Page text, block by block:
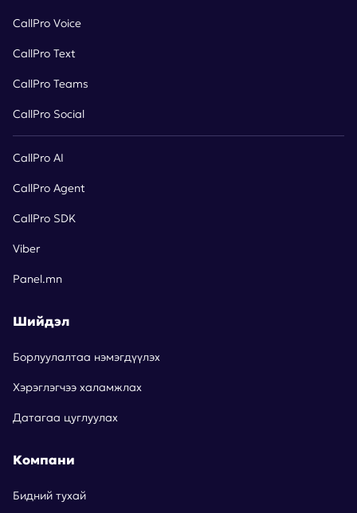
CallPro Voice
CallPro Text
CallPro Teams
CallPro Social
CallPro AI
CallPro Agent
CallPro SDK
Viber
Panel.mn
Шийдэл
Борлуулалтаа нэмэгдүүлэх
Хэрэглэгчээ халамжлах
Датагаа цуглуулах
Компани
Бидний тухай